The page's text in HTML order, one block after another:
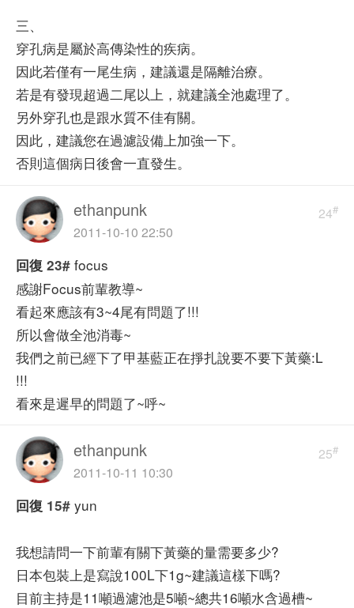
三、
穿孔病是屬於高傳染性的疾病。
因此若僅有一尾生病，建議還是隔離治療。
若是有發現超過二尾以上，就建議全池處理了。
另外穿孔也是跟水質不佳有關。
因此，建議您在過濾設備上加強一下。
否則這個病日後會一直發生。
24#
ethanpunk
2011-10-10 22:50
回復 23# focus
感謝Focus前輩教導~
看起來應該有3~4尾有問題了!!!
所以會做全池消毒~
我們之前已經下了甲基藍正在掙扎說要不要下黃藥:L
!!!
看來是遲早的問題了~呼~
25#
ethanpunk
2011-10-11 10:30
回復 15# yun
我想請問一下前輩有關下黃藥的量需要多少?
日本包裝上是寫說100L下1g~建議這樣下嗎?
目前主持是11噸過濾池是5噸~總共16噸水含過槽~